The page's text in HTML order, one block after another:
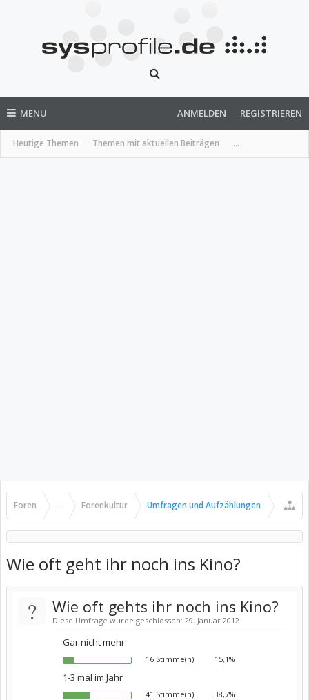
MENU
Heutige Themen Themen mit aktuellen Beiträgen ...
ANMELDEN REGISTRIEREN
Foren ... Forenkultur Umfragen und Aufzählungen
Wie oft geht ihr noch ins Kino?
? Wie oft gehts ihr noch ins Kino?
Diese Umfrage wurde geschlossen: 29. Januar 2012
Gar nicht mehr
16 Stimme(n) 15,1%
1-3 mal im Jahr
41 Stimme(n) 38,7%